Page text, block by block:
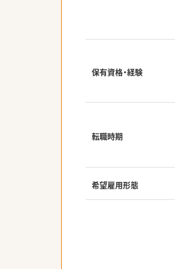
保有資格・経験
転職時期
希望雇用形態